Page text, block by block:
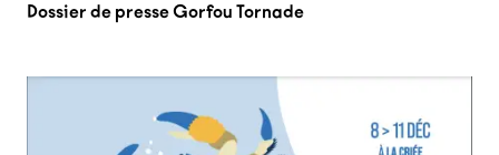
Dossier de presse Gorfou Tornade